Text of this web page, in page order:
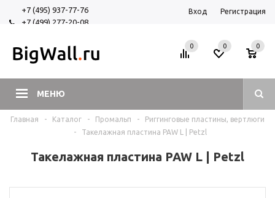
+7 (495) 937-77-76
+7 (499) 277-20-08
Вход Регистрация
МЕНЮ
0 0
0
Главная - Каталог - Промальп -
Риггинговые пластины, вертлюги
-
Такелажная пластина PAW L | Petzl
Такелажная пластина PAW L | Petzl